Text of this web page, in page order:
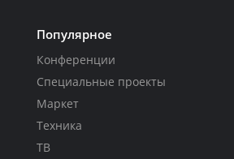
Популярное
Конференции
Специальные проекты
Маркет
Техника
ТВ